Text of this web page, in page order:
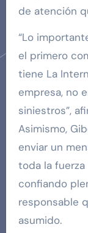
de atención
“Lo
el primero
tiene La
empresa, no
siniestros”,
Asimismo,
enviar un
toda la
confiando
responsable
asumido.